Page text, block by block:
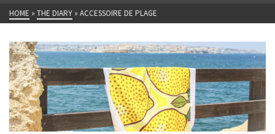
HOME » THE DIARY » ACCESSOIRE DE PLAGE